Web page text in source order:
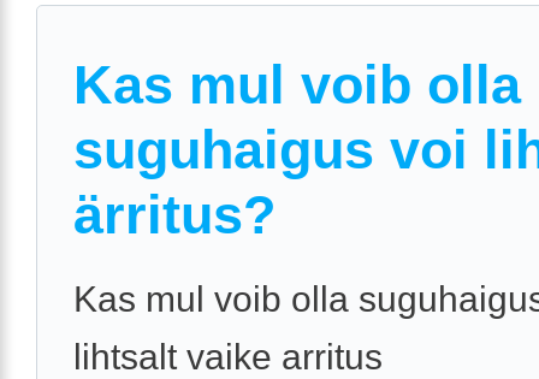
Kas mul voib olla
suguhaigus voi
ärritus?
Kas mul voib olla
lihtsalt vaike arritus